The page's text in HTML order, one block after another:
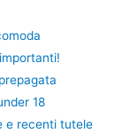
18
e recenti tutele